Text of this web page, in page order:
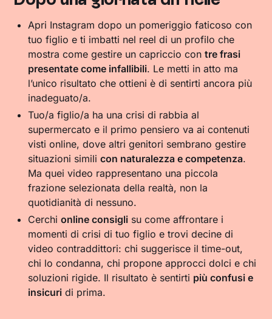
Apri Instagram dopo un pomeriggio faticoso con
tuo figlio e ti imbatti nel reel di un profilo che
mostra come gestire un capriccio contre frasi
presentate come infallibili. Le metti in atto ma
l’unico risultato che ottieni è di sentirti ancora più
inadeguato/a.
Tuo/a figlio/a ha una crisi di rabbia al
supermercato e il primo pensiero va ai contenuti
visti online, dove altri genitori sembrano gestire
situazioni similicon naturalezza e competenza.
Ma quei video rappresentano una piccola
frazione selezionata della realtà, non la
quotidianità di nessuno.
Cerchionline consigli su come affrontare i
momenti di crisi di tuo figlio e trovi decine di
video contraddittori: chi suggerisce il time-out,
chi lo condanna, chi propone approcci dolci e chi
soluzioni rigide. Il risultato è sentirti più confusi e
insicuri di prima.